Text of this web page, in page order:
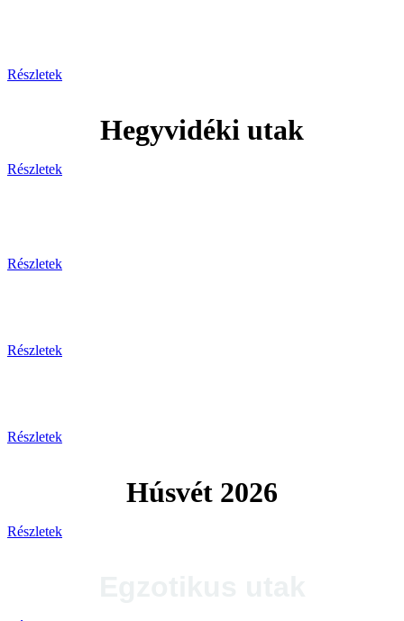
Részletek
Hegyvidéki utak
Részletek
Részletek
Részletek
Részletek
Húsvét 2026
Részletek